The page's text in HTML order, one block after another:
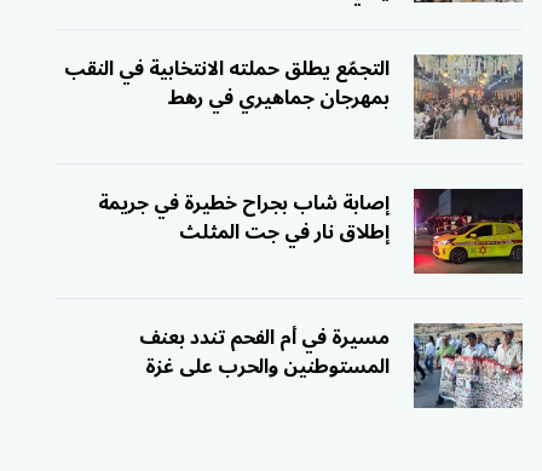
التجمّع يطلق حملته الانتخابية في النقب
بمهرجان جماهيري في رهط
إصابة شاب بجراح خطيرة في جريمة
إطلاق نار في جت المثلث
مسيرة في أم الفحم تندد بعنف
المستوطنين والحرب على غزة